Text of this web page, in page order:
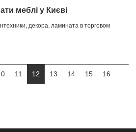
меблі у Києві
декора, ламината в торговом
11 12 13 14 15 16